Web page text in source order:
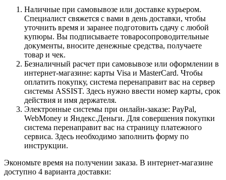
Наличные при самовывозе или доставке курьером.
Специалист свяжется с вами в день доставки, чтобы
уточнить время и заранее подготовить сдачу с любой
купюры. Вы подписываете товаросопроводительные
документы, вносите денежные средства, получаете
товар и чек.
Безналичный расчет при самовывозе или оформлении в
интернет-магазине: карты Visa и MasterCard. Чтобы
оплатить покупку, система перенаправит вас на сервер
системы ASSIST. Здесь нужно ввести номер карты, срок
действия и имя держателя.
Электронные системы при онлайн-заказе: PayPal,
WebMoney и Яндекс.Деньги. Для совершения покупки
система перенаправит вас на страницу платежного
сервиса. Здесь необходимо заполнить форму по
инструкции.
Экономьте время на получении заказа. В интернет-магазине
доступно 4 варианта доставки: